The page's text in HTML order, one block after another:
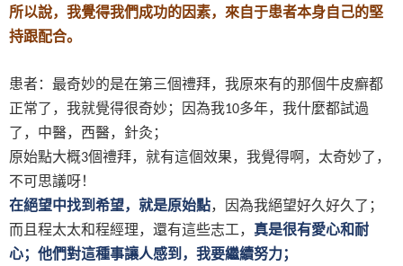
所以說，我覺得我們成功的因素，來自于患者本身自己的堅
持跟配合。
患者：最奇妙的是在第三個禮拜，我原來有的那個牛皮癬都
正常了，我就覺得很奇妙；因為我10多年，我什麼都試過
了，中醫，西醫，針灸；
原始點大概3個禮拜，就有這個效果，我覺得啊，太奇妙了，
不可思議呀！
在絕望中找到希望，就是原始點，因為我絕望好久好久了；
而且程太太和程經理，還有這些志工， 真是很有愛心和耐
心；他們對這種事讓人感到，我要繼續努力；